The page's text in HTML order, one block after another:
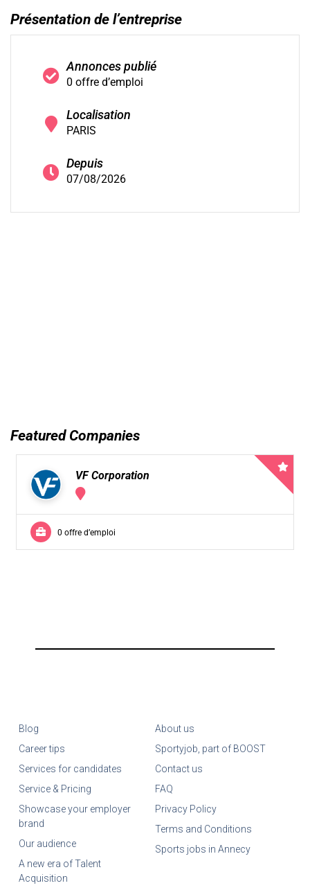
Présentation de l’entreprise
Annonces publié
0 offre d’emploi
Localisation
PARIS
Depuis
07/08/2026
Featured Companies
VF Corporation
0 offre d’emploi
Blog
Career tips
Services for candidates
Service & Pricing
Showcase your employer
brand
Our audience
A new era of Talent
Acquisition
About us
Sportyjob, part of BOOST
Contact us
FAQ
Privacy Policy
Terms and Conditions
Sports jobs in Annecy